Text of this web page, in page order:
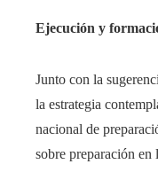
Ejecución y
Junto con la
la estrategia
nacional de
sobre preparación en